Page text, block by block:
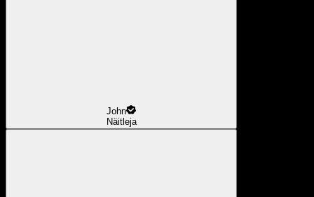
John
Näitleja